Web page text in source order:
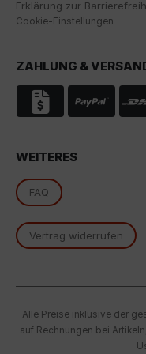
Erklärung zur
Cookie-Einstellungen
ZAHLUNG &
WEITERES
FAQ
Vertrag widerrufen
Alle Preise inklusive der
auf Rechnungen bei
Rechtsmittel,